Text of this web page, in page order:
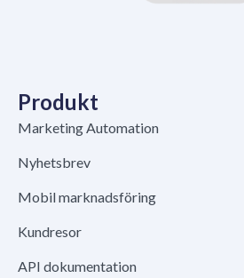
Produkt
Marketing Automation
Nyhetsbrev
Mobil marknadsföring
Kundresor
API dokumentation